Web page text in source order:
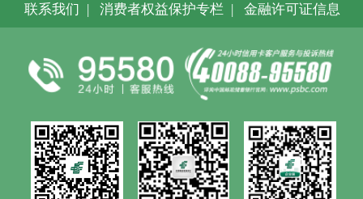
联系我们 | 消费者权益保护专栏 | 金融许可证信息